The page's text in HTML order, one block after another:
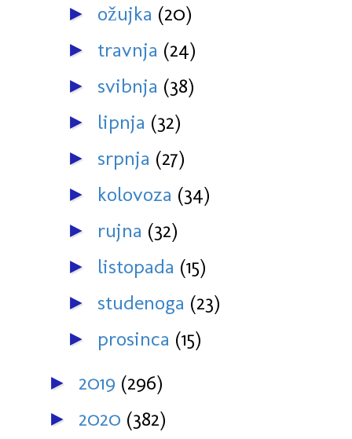
► ožujka (20)
► travnja (24)
► svibnja (38)
► lipnja (32)
► srpnja (27)
► kolovoza (34)
► rujna (32)
► listopada (15)
► studenoga (23)
► prosinca (15)
► 2019 (296)
► 2020 (382)